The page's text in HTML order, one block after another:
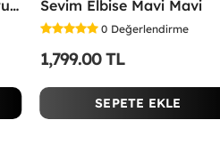
Sevim Elbise Turuncu Turuncu Sevim Elbise Mavi Mavi
0 Değerlendirme
1,799.00 TL
SEPETE EKLE